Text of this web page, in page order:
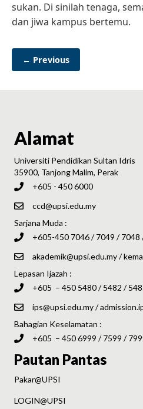
sukan. Di sinilah tenaga,
dan jiwa kampus bertemu.
← Previous
Alamat
Universiti Pendidikan Sultan Idris
35900, Tanjong Malim, Perak
+605 - 450 6000
ccd@upsi.edu.my
Sarjana Muda :
+605-450 7046 / 7049 /
akademik@upsi.edu.my/
Lepasan Ijazah :
+605 – 450 5480 / 5482 /
ips@upsi.edu.my/
Bahagian Keselamatan :
+605 – 450 6999 / 7599 /
Pautan Pantas
Pakar@UPSI
LOGIN@UPSI